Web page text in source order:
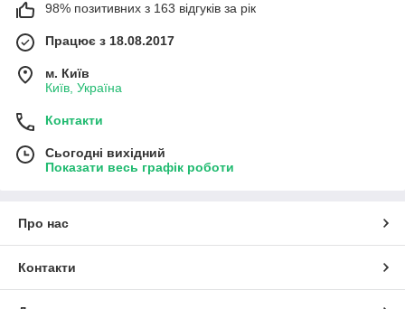
98% позитивних з 163 відгуків за рік
Працює з 18.08.2017
м. Київ
Київ, Україна
Контакти
Сьогодні вихідний
Показати весь графік роботи
Про нас
Контакти